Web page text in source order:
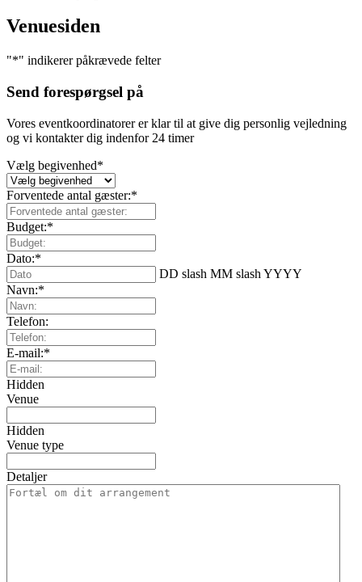
Venuesiden
"*" indikerer påkrævede felter
Send forespørgsel på
Vores eventkoordinatorer er klar til at give dig personlig vejledning
og vi kontakter dig indenfor 24 timer
Vælg begivenhed*
Forventede antal gæster:*
Budget:*
Dato:*
DD slash MM slash YYYY
Navn:*
Telefon:
E-mail:*
Hidden
Venue
Hidden
Venue type
Detaljer